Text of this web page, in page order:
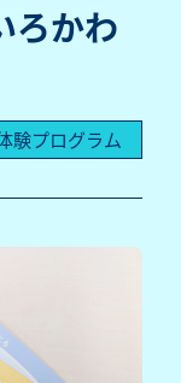
ろかわ
験プログラム